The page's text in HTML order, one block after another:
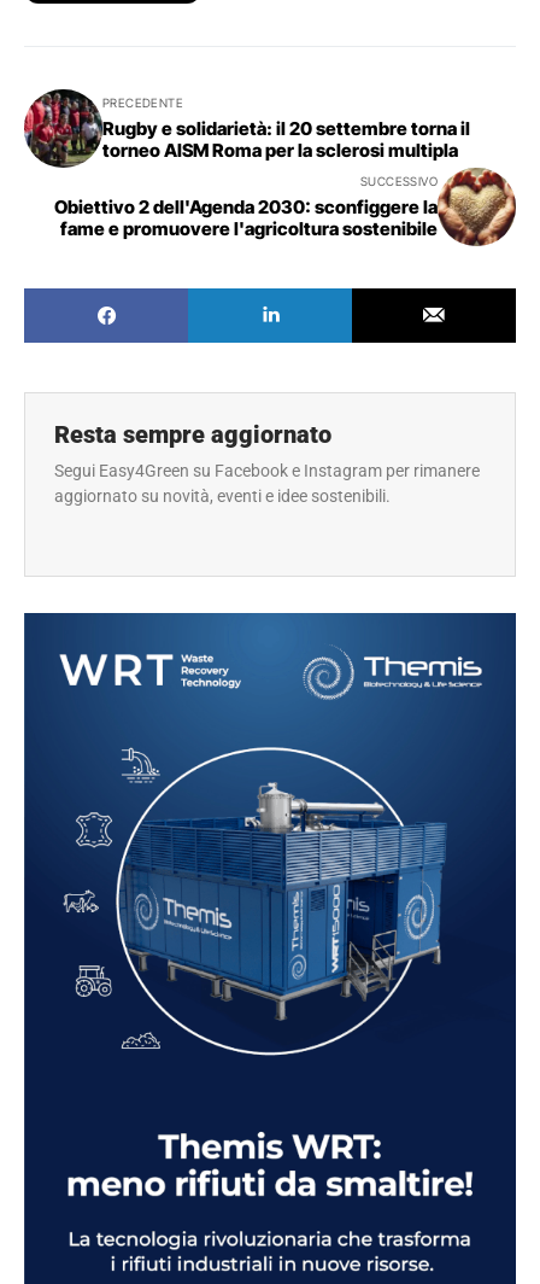
PRECEDENTE
Rugby e solidarietà: il 20 settembre torna il
torneo AISM Roma per la sclerosi multipla
SUCCESSIVO
Obiettivo 2 dell'Agenda 2030: sconfiggere la
fame e promuovere l'agricoltura sostenibile
Resta sempre aggiornato
Segui Easy4Green su Facebook e Instagram per rimanere
aggiornato su novità, eventi e idee sostenibili.